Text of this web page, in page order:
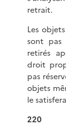
retrait.
Les
sont pas
retirés
droit
pas
objets
le
220